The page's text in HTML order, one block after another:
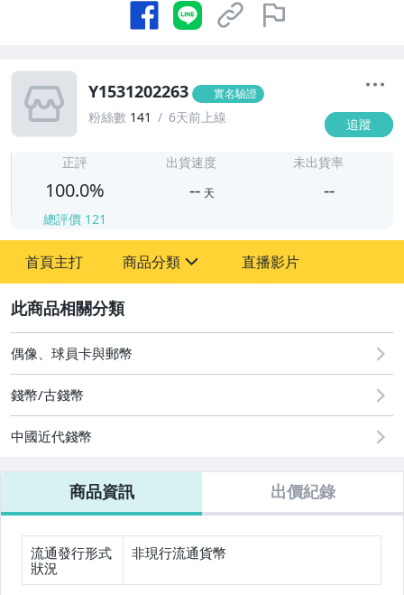
Y1531202263 實名驗證
粉絲數 141 6天前上線 追蹤
正評
100.0%
總評價 121
出貨速度
-- 天
未出貨率
--
首頁主打 商品分類
偶像、球員卡與郵幣
手錶與飾品配件
直播影片
偶像、球員卡與郵幣
錢幣/古錢幣
中國近代錢幣
商品資訊 出價紀錄
流通發行形式
狀況
非現行流通貨幣